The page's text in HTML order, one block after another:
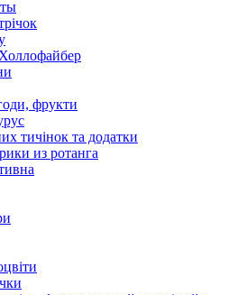
фрукти
тичінок та додатки
из ротанга